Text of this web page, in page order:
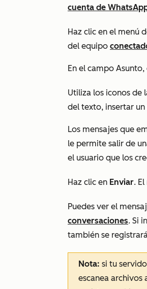
cuenta de
Haz clic en el menú
del equipo
En el campo Asunto,
Utiliza los iconos
del texto, insertar
Los mensajes que
le permite salir de
el usuario que los
Haz clic en Enviar.
Puedes ver el
conversaciones. Si
también se
Nota: si tu
escanea archivos